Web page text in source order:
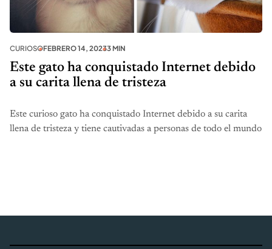
CURIOSOFEBRERO 14, 20233 MIN
Este gato ha conquistado Internet debido
a su carita llena de tristeza
Este curioso gato ha conquistado Internet debido a su carita
llena de tristeza y tiene cautivadas a personas de todo el mundo